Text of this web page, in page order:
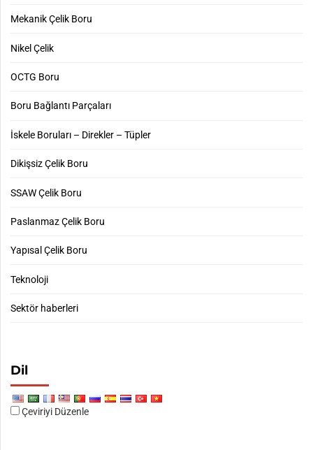
Mekanik Çelik Boru
Nikel Çelik
OCTG Boru
Boru Bağlantı Parçaları
İskele Boruları – Direkler – Tüpler
Dikişsiz Çelik Boru
SSAW Çelik Boru
Paslanmaz Çelik Boru
Yapısal Çelik Boru
Teknoloji
Sektör haberleri
Dil
Çeviriyi Düzenle